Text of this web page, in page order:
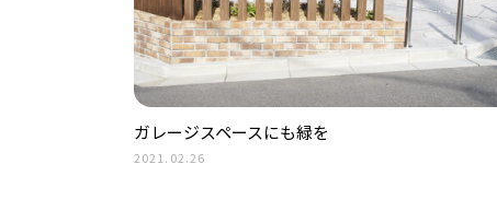
ガレージスペースにも緑を
2021.02.26